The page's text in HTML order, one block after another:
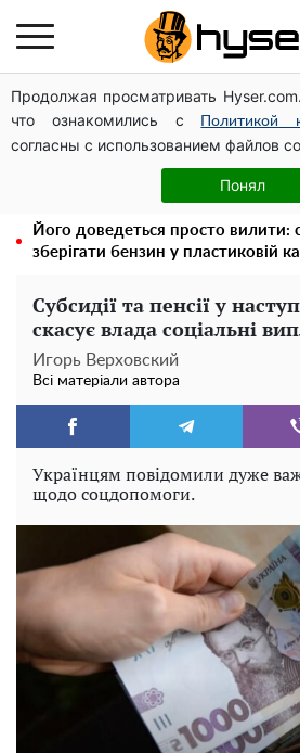
Продолжая просматривать
что ознакомились с
Политикой
согласны с использованием файлов
Понял
Дрони із націнкою: Олександр
мільйони оборонного бюджету
Естонії
Повністю гола Анна Трінчер
таких розмірів ви ще не бачили
Його доведеться просто вилити:
зберігати бензин у пластиковій
Субсидії та пенсії у
скасує влада соціальні
Игорь Верховский
Всі матеріали автора
Українцям повідомили дуже
щодо соцдопомоги.